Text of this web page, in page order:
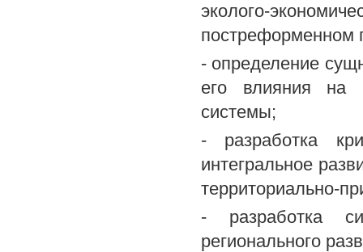
эколого-
постреформенном
- определение
его влияния на
системы;
- разработка
интегральное
территориально-
- разработка
регионального